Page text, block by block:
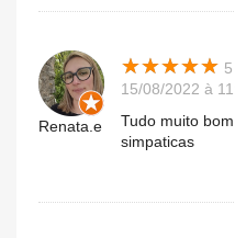
Renata.e
★★★★★
★★★★★
15/08/2022 à
Tudo muito
simpaticas